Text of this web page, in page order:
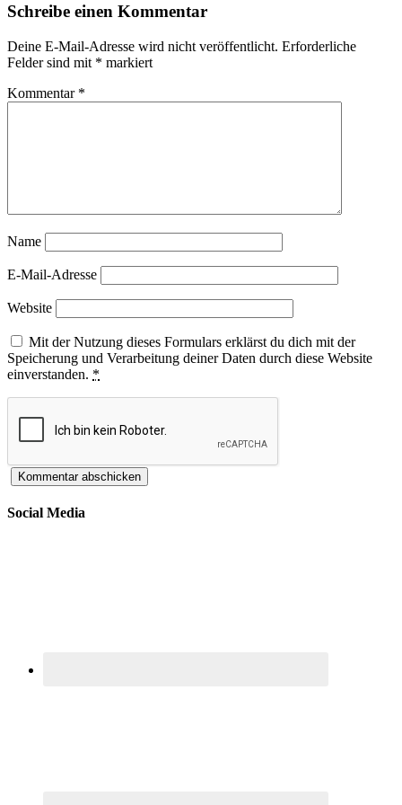
Schreibe einen Kommentar
Deine E-Mail-Adresse wird nicht veröffentlicht. Erforderliche
Felder sind mit * markiert
Kommentar *
Name
E-Mail-Adresse
Website
Mit der Nutzung dieses Formulars erklärst du dich mit der
Speicherung und Verarbeitung deiner Daten durch diese Website
einverstanden. *
Social Media